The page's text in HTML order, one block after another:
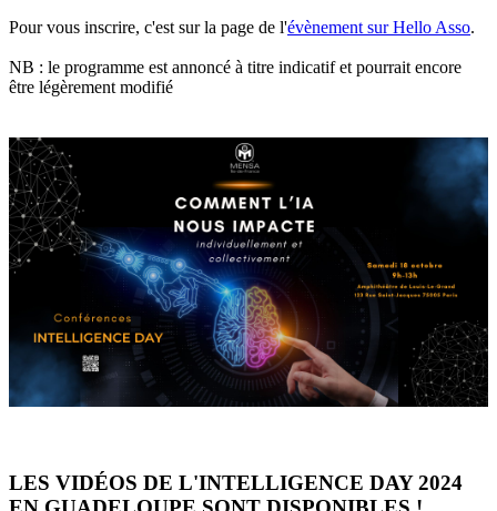
Pour vous inscrire, c'est sur la page de l'évènement sur Hello Asso.
NB : le programme est annoncé à titre indicatif et pourrait encore
être légèrement modifié
LES VIDÉOS DE L'INTELLIGENCE DAY 2024